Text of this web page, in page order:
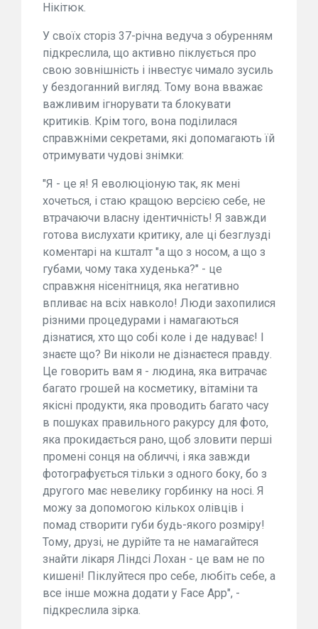
Нікітюк.
У своїх сторіз 37-річна ведуча з обуренням
підкреслила, що активно піклується про
свою зовнішність і інвестує чимало зусиль
у бездоганний вигляд. Тому вона вважає
важливим ігнорувати та блокувати
критиків. Крім того, вона поділилася
справжніми секретами, які допомагають їй
отримувати чудові знімки:
"Я - це я! Я еволюціоную так, як мені
хочеться, і стаю кращою версією себе, не
втрачаючи власну ідентичність! Я завжди
готова вислухати критику, але ці безглузді
коментарі на кшталт "а що з носом, а що з
губами, чому така худенька?" - це
справжня нісенітниця, яка негативно
впливає на всіх навколо! Люди захопилися
різними процедурами і намагаються
дізнатися, хто що собі коле і де надуває! І
знаєте що? Ви ніколи не дізнаєтеся правду.
Це говорить вам я - людина, яка витрачає
багато грошей на косметику, вітаміни та
якісні продукти, яка проводить багато часу
в пошуках правильного ракурсу для фото,
яка прокидається рано, щоб зловити перші
промені сонця на обличчі, і яка завжди
фотографується тільки з одного боку, бо з
другого має невелику горбинку на носі. Я
можу за допомогою кількох олівців і
помад створити губи будь-якого розміру!
Тому, друзі, не дурійте та не намагайтеся
знайти лікаря Ліндсі Лохан - це вам не по
кишені! Піклуйтеся про себе, любіть себе, а
все інше можна додати у Face App", -
підкреслила зірка.